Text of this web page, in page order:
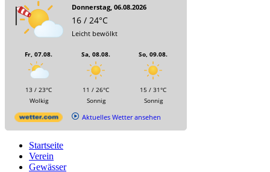
Donnerstag, 06.08.2026
16 / 24°C
Leicht bewölkt
Fr, 07.08.
13 / 23°C
Wolkig
Sa, 08.08.
11 / 26°C
Sonnig
So, 09.08.
15 / 31°C
Sonnig
Aktuelles Wetter ansehen
Startseite
Verein
Gewässer